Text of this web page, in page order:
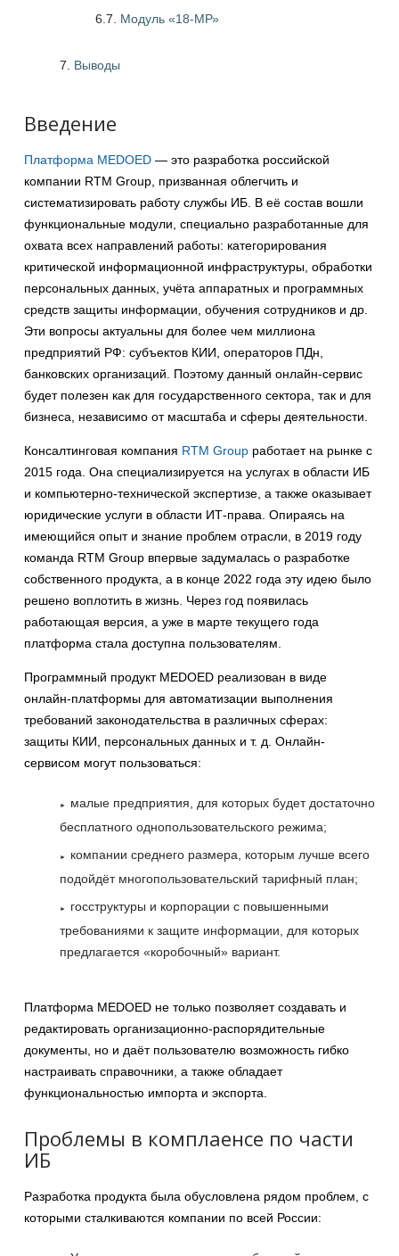
6.7. Модуль «18-МР»
Выводы
Введение
Платформа MEDOED — это разработка российской
компании RTM Group, призванная облегчить и
систематизировать работу службы ИБ. В её состав вошли
функциональные модули, специально разработанные для
охвата всех направлений работы: категорирования
критической информационной инфраструктуры, обработки
персональных данных, учёта аппаратных и программных
средств защиты информации, обучения сотрудников и др.
Эти вопросы актуальны для более чем миллиона
предприятий РФ: субъектов КИИ, операторов ПДн,
банковских организаций. Поэтому данный онлайн-сервис
будет полезен как для государственного сектора, так и для
бизнеса, независимо от масштаба и сферы деятельности.
Консалтинговая компания RTM Group работает на рынке с
2015 года. Она специализируется на услугах в области ИБ
и компьютерно-технической экспертизе, а также оказывает
юридические услуги в области ИТ-права. Опираясь на
имеющийся опыт и знание проблем отрасли, в 2019 году
команда RTM Group впервые задумалась о разработке
собственного продукта, а в конце 2022 года эту идею было
решено воплотить в жизнь. Через год появилась
работающая версия, а уже в марте текущего года
платформа стала доступна пользователям.
Программный продукт MEDOED реализован в виде
онлайн-платформы для автоматизации выполнения
требований законодательства в различных сферах:
защиты КИИ, персональных данных и т. д. Онлайн-
сервисом могут пользоваться:
малые предприятия, для которых будет достаточно
бесплатного однопользовательского режима;
компании среднего размера, которым лучше всего
подойдёт многопользовательский тарифный план;
госструктуры и корпорации с повышенными
требованиями к защите информации, для которых
предлагается «коробочный» вариант.
Платформа MEDOED не только позволяет создавать и
редактировать организационно-распорядительные
документы, но и даёт пользователю возможность гибко
настраивать справочники, а также обладает
функциональностью импорта и экспорта.
Проблемы в комплаенсе по части
ИБ
Разработка продукта была обусловлена рядом проблем, с
которыми сталкиваются компании по всей России: